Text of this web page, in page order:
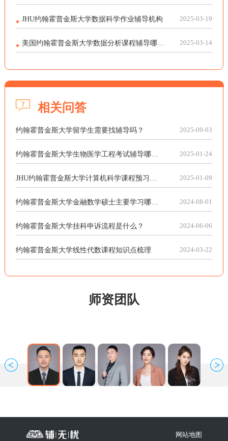
JHU约翰霍普金斯大学数据科学作业辅导机构 2025-03-19
2025-03-14
相关问答
约翰霍普金斯大学留学生需要找辅导吗？ 2025-09-03
2025-01-24
2025-01-09
2024-08-01
约翰霍普金斯大学挂科申诉流程是什么？ 2024-06-06
约翰霍普金斯大学线性代数课程知识点梳理 2024-03-22
师资团队
网站地图